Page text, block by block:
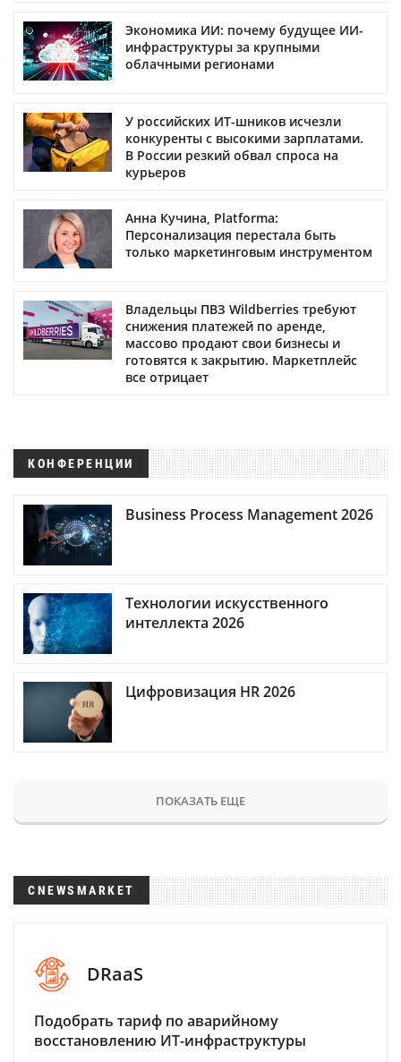
Экономика ИИ: почему будущее ИИ-
инфраструктуры за крупными
облачными регионами
У российских ИТ-шников исчезли
конкуренты с высокими зарплатами.
В России резкий обвал спроса на
курьеров
Анна Кучина, Platforma:
Персонализация перестала быть
только маркетинговым инструментом
Владельцы ПВЗ Wildberries требуют
снижения платежей по аренде,
массово продают свои бизнесы и
готовятся к закрытию. Маркетплейс
все отрицает
КОНФЕРЕНЦИИ
Business Process Management 2026
Технологии искусственного
интеллекта 2026
Цифровизация HR 2026
ПОКАЗАТЬ ЕЩЕ
CNEWSMARKET
DRaaS
Подобрать тариф по аварийному
восстановлению ИТ-инфраструктуры